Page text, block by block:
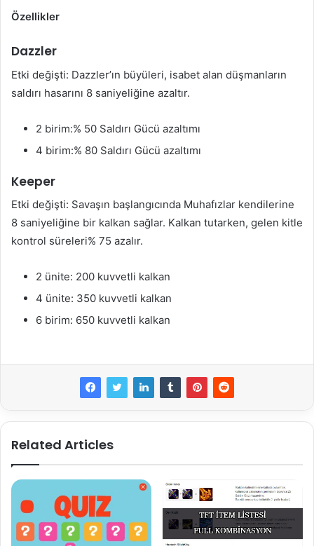
Özellikler
Dazzler
Etki değişti: Dazzler’ın büyüleri, isabet alan düşmanların
saldırı hasarını 8 saniyeliğine azaltır.
2 birim:% 50 Saldırı Gücü azaltımı
4 birim:% 80 Saldırı Gücü azaltımı
Keeper
Etki değişti: Savaşın başlangıcında Muhafızlar kendilerine
8 saniyeliğine bir kalkan sağlar. Kalkan tutarken, gelen kitle
kontrol süreleri% 75 azalır.
2 ünite: 200 kuvvetli kalkan
4 ünite: 350 kuvvetli kalkan
6 birim: 650 kuvvetli kalkan
Related Articles